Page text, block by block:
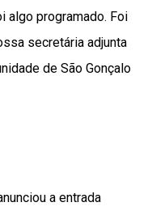
algo programado. Foi
secretária adjunta
de São Gonçalo
a entrada